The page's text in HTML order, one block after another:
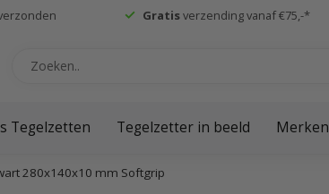
Gratisverzending vanaf €75,-*
Tegelzetten Tegelzetter in beeld Merken
280x140x10 mm Softgrip